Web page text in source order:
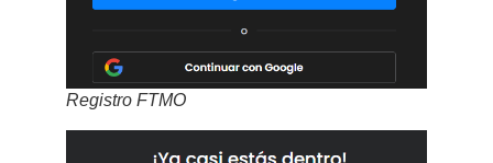
Registro FTMO